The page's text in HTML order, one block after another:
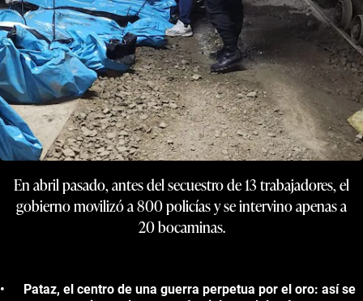
En abril pasado, antes del secuestro de 13 trabajadores, el
gobierno movilizó a 800 policías y se intervino apenas a
20 bocaminas.
Pataz, el centro de una guerra perpetua por el oro: así se